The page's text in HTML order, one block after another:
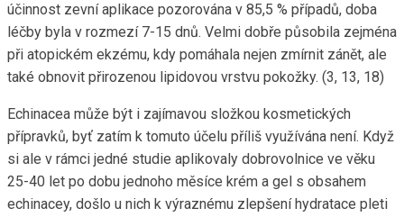
účinnost zevní aplikace pozorována v 85,5 % případů, doba
léčby byla v rozmezí 7-15 dnů. Velmi dobře působila zejména
při atopickém ekzému, kdy pomáhala nejen zmírnit zánět, ale
také obnovit přirozenou lipidovou vrstvu pokožky. (3, 13, 18)
Echinacea může být i zajímavou složkou kosmetických
přípravků, byť zatím k tomuto účelu příliš využívána není. Když
si ale v rámci jedné studie aplikovaly dobrovolnice ve věku
25-40 let po dobu jednoho měsíce krém a gel s obsahem
echinacey, došlo u nich k výraznému zlepšení hydratace pleti